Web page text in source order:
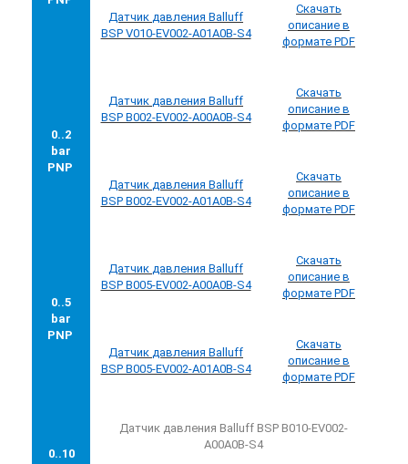
Датчик давления Balluff
BSP V010-EV002-A01A0B-S4
Скачать
описание в
формате PDF
0..2
bar
PNP
Датчик давления Balluff
BSP B002-EV002-A00A0B-S4
Скачать
описание в
формате PDF
Датчик давления Balluff
BSP B002-EV002-A01A0B-S4
Скачать
описание в
формате PDF
0..5
bar
PNP
Датчик давления Balluff
BSP B005-EV002-A00A0B-S4
Скачать
описание в
формате PDF
Датчик давления Balluff
BSP B005-EV002-A01A0B-S4
Скачать
описание в
формате PDF
0..10
Датчик давления Balluff BSP B010-EV002-
A00A0B-S4